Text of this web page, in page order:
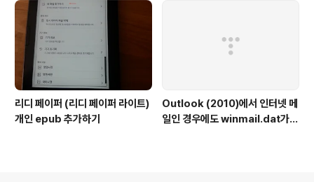
리디 페이퍼 (리디 페이퍼 라이트)
개인 epub 추가하기
Outlook (2010)에서 인터넷 메
일인 경우에도 winmail.dat가